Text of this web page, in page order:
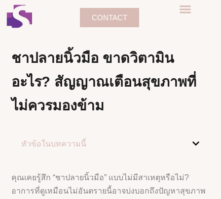
CONTACT
ชาปลายนิ้วมือ ขาดวิตามิน
อะไร? สัญญาณเตือนสุขภาพที่
ไม่ควรมองข้าม
หัวข้อในบทความนี้
คุณเคยรู้สึก “ชาปลายนิ้วมือ” แบบไม่มีสาเหตุหรือไม่?
อาการที่ดูเหมือนไม่อันตรายนี้อาจบ่งบอกถึงปัญหาสุขภาพ